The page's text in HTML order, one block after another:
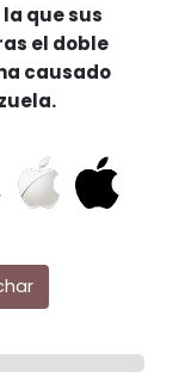
que sus
el doble
causado